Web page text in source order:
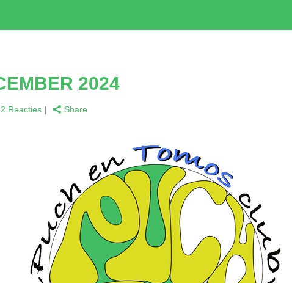
2024
2 Reacties Share